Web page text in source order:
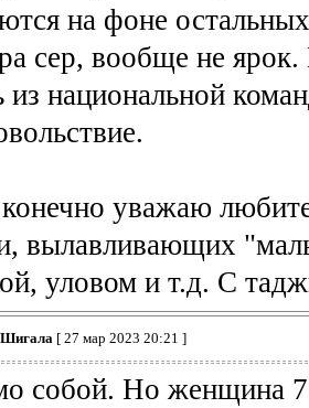
на фоне
сер, вообще не
из национальной
уважаю
вылавливающих
уловом и т.д. С
Шигала [ 27 мар 2023 20:21 ]
собой. Но женщина